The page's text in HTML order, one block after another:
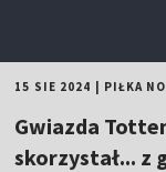
15 SIE 2024 PIŁKA
Gwiazda
skorzystał... z